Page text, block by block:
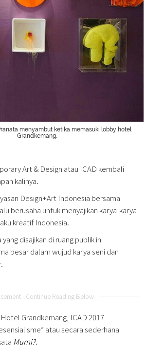
menyambut ketika memasuki lobby hotel
Grandkemang.
Art & Design atau ICAD kembali
kalinya.
Design+Art Indonesia bersama
berusaha untuk menyajikan karya-karya
kreatif Indonesia.
disajikan di ruang publik ini
besar dalam wujud karya seni dan
- Continue Reading Below
Grandkemang, ICAD 2017
atau secara sederhana
Murni?.